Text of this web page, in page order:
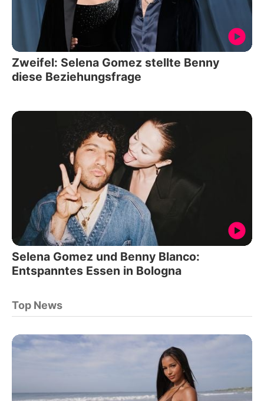
Zweifel: Selena Gomez stellte Benny
diese Beziehungsfrage
Selena Gomez und Benny Blanco:
Entspanntes Essen in Bologna
Top News